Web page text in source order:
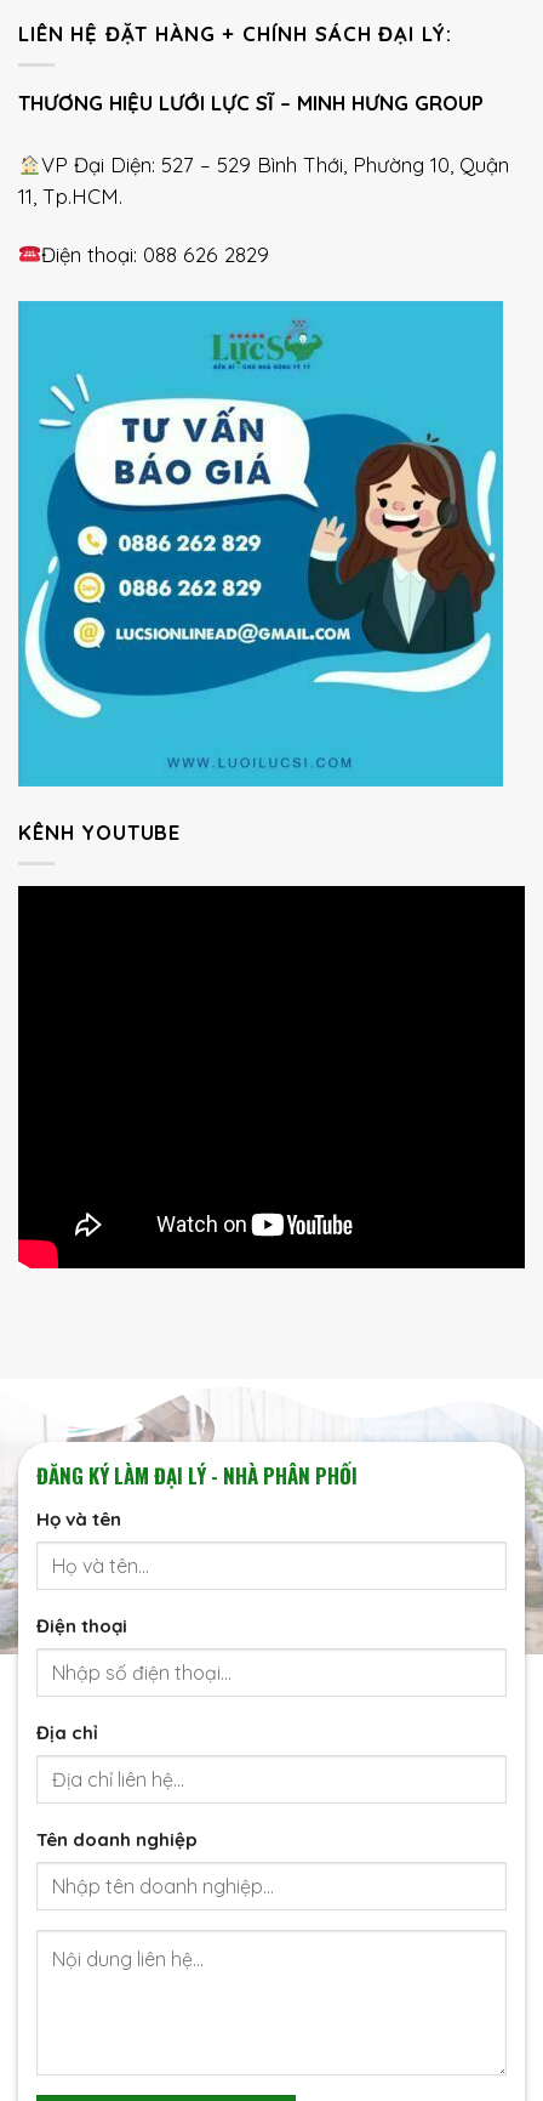
LIÊN HỆ ĐẶT HÀNG + CHÍNH SÁCH ĐẠI LÝ:
THƯƠNG HIỆU LƯỚI LỰC SĨ – MINH HƯNG GROUP
VP Đại Diện: 527 – 529 Bình Thới, Phường 10, Quận
11, Tp.HCM.
Điện thoại: 088 626 2829
KÊNH YOUTUBE
ĐĂNG KÝ LÀM ĐẠI LÝ - NHÀ PHÂN PHỐI
Họ và tên
Điện thoại
Địa chỉ
Tên doanh nghiệp